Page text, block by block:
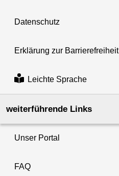
Datenschutz
Erklärung zur Barrierefreiheit
Leichte Sprache
weiterführende Links
Unser Portal
FAQ